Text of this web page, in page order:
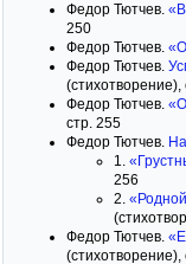
Федор Тютчев.
250
Федор Тютчев.
Федор Тютчев.
(стихотворение),
Федор Тютчев.
стр. 255
Федор Тютчев.
1.
256
2.
Федор Тютчев.
(стихотворение),